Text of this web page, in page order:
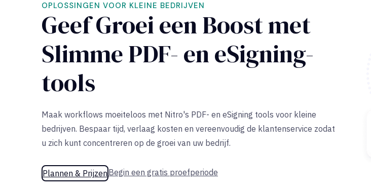
OPLOSSINGEN VOOR KLEINE BEDRIJVEN
Geef Groei een Boost met
Slimme PDF- en eSigning-
tools
Maak workflows moeiteloos met Nitro's PDF- en eSigning tools voor kleine
bedrijven. Bespaar tijd, verlaag kosten en vereenvoudig de klantenservice zodat
u zich kunt concentreren op de groei van uw bedrijf.
Plannen & PrijzenBegin een gratis proefperiode